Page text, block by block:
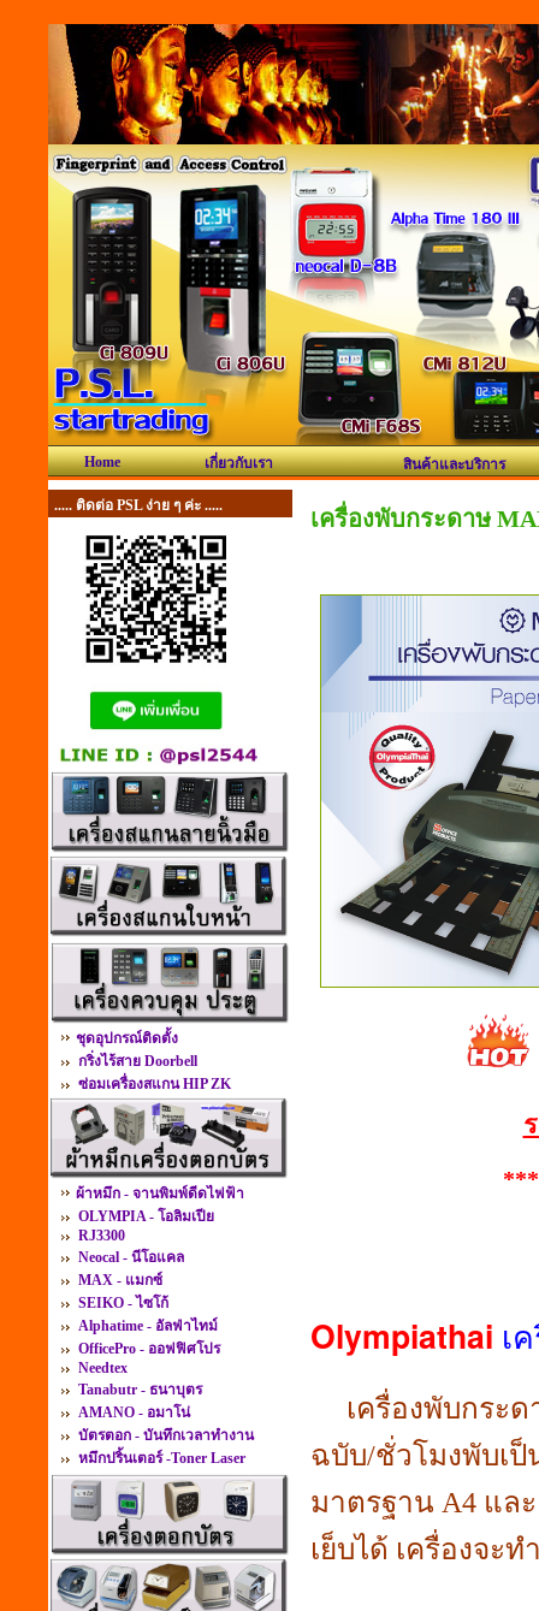
Home เกี่ยวกับเรา สินค้าและบริการ
..... ติดต่อ PSL ง่าย ๆ ค่ะ .....
ชุดอุปกรณ์ติดตั้ง
กริ่งไร้สาย Doorbell
ซ่อมเครื่องสแกน HIP ZK
ผ้าหมึก - จานพิมพ์ดีดไฟฟ้า
OLYMPIA - โอลิมเปีย
RJ3300
Neocal - นีโอแคล
MAX - แมกซ์
SEIKO - ไซโก้
Alphatime - อัลฟ่าไทม์
OfficePro - ออฟฟิศโปร
Needtex
Tanabutr - ธนาบุตร
AMANO - อมาโน่
บัตรตอก - บันทึกเวลาทำงาน
หมึกปริ้นเตอร์ -Toner Laser
เครื่องพับกระดาษ
***
Olympiathai เ
เครื่องพับกระด
ฉบับ/ชั่วโมงพับเป็
มาตรฐาน A4 แล
เย็บได้ เครื่องจะ